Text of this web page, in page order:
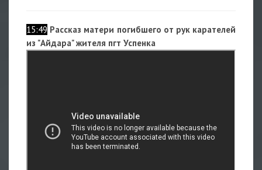
15:49 Рассказ матери погибшего от рук карателей
из "Айдара" жителя пгт Успенка